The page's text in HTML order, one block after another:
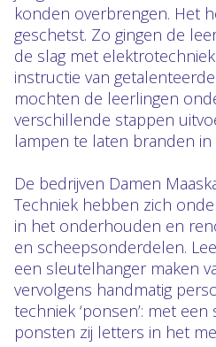
konden overbrengen. Het
geschetst. Zo gingen de
de slag met
instructie van
mochten de leerlingen
verschillende stappen
lampen te laten branden
De bedrijven Damen
Techniek hebben zich
in het onderhouden en
en scheepsonderdelen.
een sleutelhanger maken
vervolgens handmatig
techniek ‘ponsen’: met
ponsten zij letters in het